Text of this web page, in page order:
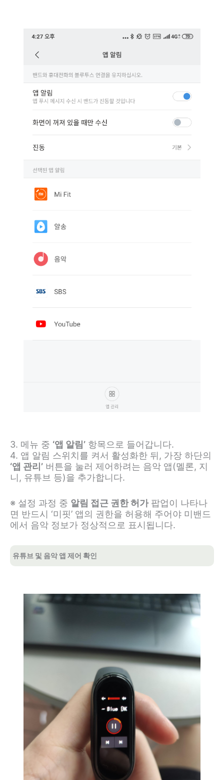
3. 메뉴 중 ‘앱 알림’ 항목으로 들어갑니다.
4. 앱 알림 스위치를 켜서 활성화한 뒤, 가장 하단의
‘앱 관리’ 버튼을 눌러 제어하려는 음악 앱(멜론, 지
니, 유튜브 등)을 추가합니다.
※ 설정 과정 중 알림 접근 권한 허가팝업이 나타나
면 반드시 ‘미핏’ 앱의 권한을 허용해 주어야 미밴드
에서 음악 정보가 정상적으로 표시됩니다.
유튜브 및 음악 앱 제어 확인